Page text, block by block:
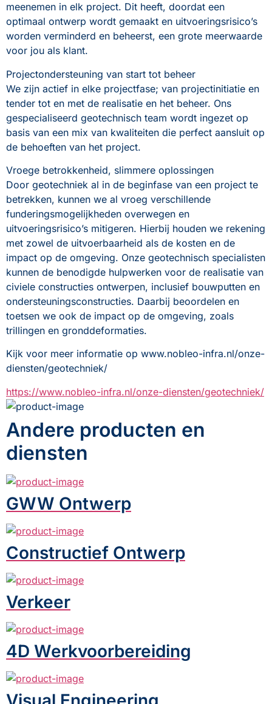
meenemen in elk project. Dit heeft, doordat een
optimaal ontwerp wordt gemaakt en uitvoeringsrisico’s
worden verminderd en beheerst, een grote meerwaarde
voor jou als klant.
Projectondersteuning van start tot beheer
We zijn actief in elke projectfase; van projectinitiatie en
tender tot en met de realisatie en het beheer. Ons
gespecialiseerd geotechnisch team wordt ingezet op
basis van een mix van kwaliteiten die perfect aansluit op
de behoeften van het project.
Vroege betrokkenheid, slimmere oplossingen
Door geotechniek al in de beginfase van een project te
betrekken, kunnen we al vroeg verschillende
funderingsmogelijkheden overwegen en
uitvoeringsrisico’s mitigeren. Hierbij houden we rekening
met zowel de uitvoerbaarheid als de kosten en de
impact op de omgeving. Onze geotechnisch specialisten
kunnen de benodigde hulpwerken voor de realisatie van
civiele constructies ontwerpen, inclusief bouwputten en
ondersteuningsconstructies. Daarbij beoordelen en
toetsen we ook de impact op de omgeving, zoals
trillingen en gronddeformaties.
Kijk voor meer informatie op www.nobleo-infra.nl/onze-
diensten/geotechniek/
https://www.nobleo-infra.nl/onze-diensten/geotechniek/
Andere producten en
diensten
GWW Ontwerp
Constructief Ontwerp
Verkeer
4D Werkvoorbereiding